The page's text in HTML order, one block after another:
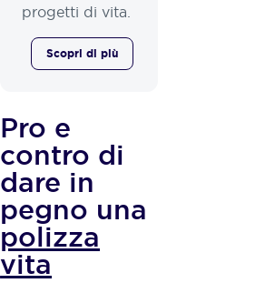
Scopri di più
progetti di vita.
Pro e
contro di
dare in
pegno una
polizza
vita